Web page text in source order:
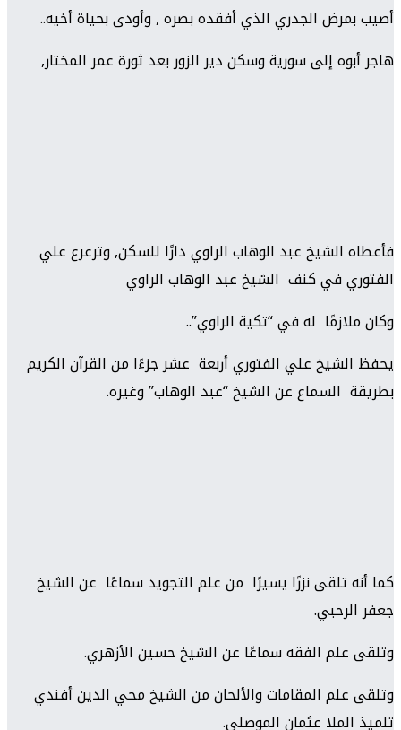
أصيب بمرض الجدري الذي أفقده بصره , وأودى بحياة أخيه..
هاجر أبوه إلى سورية وسكن دير الزور بعد ثورة عمر المختار,
فأعطاه الشيخ عبد الوهاب الراوي دارًا للسكن, وترعرع علي
الفتوري في كنف الشيخ عبد الوهاب الراوي
وكان ملازمًا له في “تكية الراوي”..
يحفظ الشيخ علي الفتوري أربعة عشر جزءًا من القرآن الكريم
بطريقة السماع عن الشيخ “عبد الوهاب” وغيره.
كما أنه تلقى نزرًا يسيرًا من علم التجويد سماعًا عن الشيخ
جعفر الرحبي.
وتلقى علم الفقه سماعًا عن الشيخ حسين الأزهري.
وتلقى علم المقامات والألحان من الشيخ محي الدين أفندي
تلميذ الملا عثمان الموصلي.